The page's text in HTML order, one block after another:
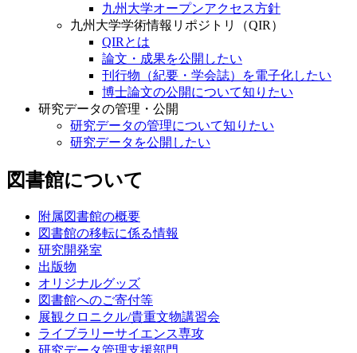
九州大学オープンアクセス方針
九州大学学術情報リポジトリ（QIR）
QIRとは
論文・成果を公開したい
刊行物（紀要・学会誌）を電子化したい
博士論文の公開について知りたい
研究データの管理・公開
研究データの管理について知りたい
研究データを公開したい
図書館について
附属図書館の概要
図書館の移転に係る情報
研究開発室
出版物
オリジナルグッズ
図書館へのご寄付等
展観クロニクル/貴重文物講習会
ライブラリーサイエンス専攻
研究データ管理支援部門